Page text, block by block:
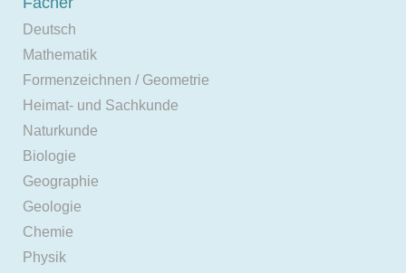
Deutsch
Mathematik
Formenzeichnen / Geometrie
Heimat- und Sachkunde
Naturkunde
Biologie
Geographie
Geologie
Chemie
Physik